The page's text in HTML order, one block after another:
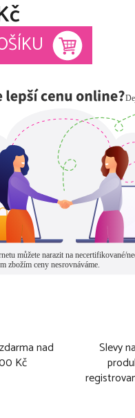
nad
Kč
Slevy